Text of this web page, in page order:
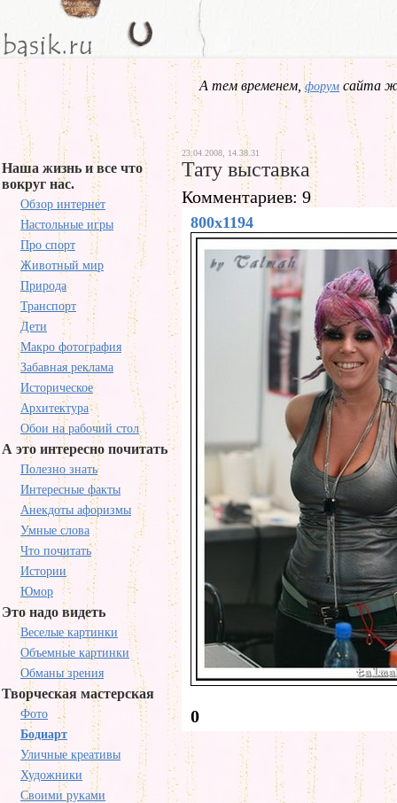
А тем временем,форум сайта
Наша жизнь и все что
вокруг нас.
Обзор интернет
Настольные игры
Про спорт
Животный мир
Природа
Транспорт
Дети
Макро фотография
Забавная реклама
Историческое
Архитектура
Обои на рабочий стол
А это интересно почитать
Полезно знать
Интересные факты
Анекдоты афоризмы
Умные слова
Что почитать
Истории
Юмор
Это надо видеть
Веселые картинки
Объемные картинки
Обманы зрения
Творческая мастерская
Фото
Бодиарт
Уличные креативы
Художники
Своими руками
23.04.2008, 14.38.31
Тату выставка
Комментариев: 9
800x1194
0